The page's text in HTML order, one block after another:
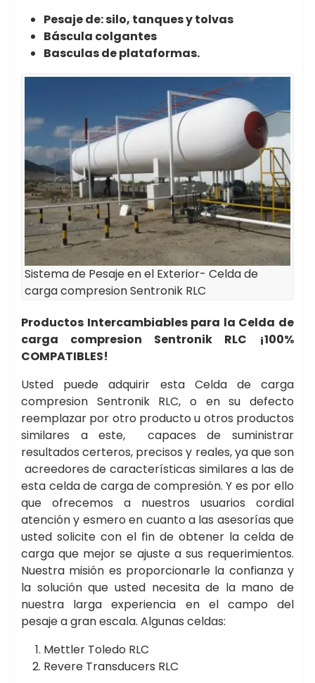
Pesaje de: silo, tanques y tolvas
Báscula colgantes
Basculas de plataformas.
Sistema de Pesaje en el Exterior- Celda de
carga compresion Sentronik RLC
Productos Intercambiables para la Celda de
carga compresion Sentronik RLC
¡100%
COMPATIBLES!
Usted puede adquirir esta Celda de carga
compresion Sentronik RLC, o en su defecto
reemplazar por otro producto u otros productos
similares a este, capaces de suministrar
resultados certeros, precisos y reales, ya que son
acreedores de características similares a las de
esta celda de carga de compresión. Y es por ello
que ofrecemos a nuestros usuarios cordial
atención y esmero en cuanto a las asesorías que
usted solicite con el fin de obtener la celda de
carga que mejor se ajuste a sus requerimientos.
Nuestra misión es proporcionarle la confianza y
la solución que usted necesita de la mano de
nuestra larga experiencia en el campo del
pesaje a gran escala. Algunas celdas:
Mettler Toledo RLC
Revere Transducers RLC